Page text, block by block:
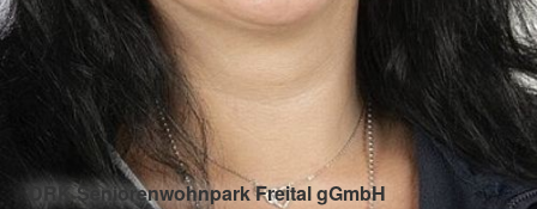
DRK Seniorenwohnpark Freital gGmbH